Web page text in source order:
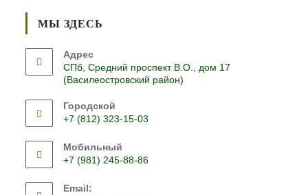
МЫ ЗДЕСЬ
Адрес
СПб, Средний проспект В.О., дом 17
(Василеостровский район)
Городской
+7 (812) 323-15-03
в
вашем
Мобильный
+7 (981) 245-88-86
в
Email: